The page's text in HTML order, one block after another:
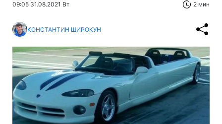
09:05 31.08.2021 Вт 2 мин
КОНСТАНТИН ШИРОКУН